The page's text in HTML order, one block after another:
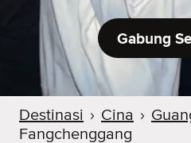
Gabung
Destinasi › Cina ›
Fangchenggang